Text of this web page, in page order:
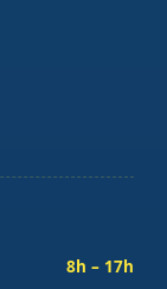
8h – 17h